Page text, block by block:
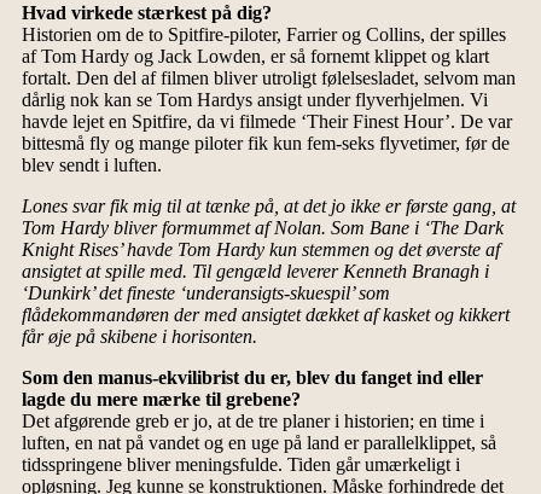
Hvad virkede stærkest på dig?
Historien om de to Spitfire-piloter, Farrier og Collins, der spilles
af Tom Hardy og Jack Lowden, er så fornemt klippet og klart
fortalt. Den del af filmen bliver utroligt følelsesladet, selvom man
dårlig nok kan se Tom Hardys ansigt under flyverhjelmen. Vi
havde lejet en Spitfire, da vi filmede ‘Their Finest Hour’. De var
bittesmå fly og mange piloter fik kun fem-seks flyvetimer, før de
blev sendt i luften.
Lones svar fik mig til at tænke på, at det jo ikke er første gang, at
Tom Hardy bliver formummet af Nolan. Som Bane i ‘The Dark
Knight Rises’ havde Tom Hardy kun stemmen og det øverste af
ansigtet at spille med. Til gengæld leverer Kenneth Branagh i
‘Dunkirk’ det fineste ‘underansigts-skuespil’ som
flådekommandøren der med ansigtet dækket af kasket og kikkert
får øje på skibene i horisonten.
Som den manus-ekvilibrist du er, blev du fanget ind eller
lagde du mere mærke til grebene?
Det afgørende greb er jo, at de tre planer i historien; en time i
luften, en nat på vandet og en uge på land er parallelklippet, så
tidsspringene bliver meningsfulde. Tiden går umærkeligt i
opløsning. Jeg kunne se konstruktionen. Måske forhindrede det